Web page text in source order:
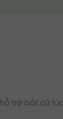
trợ bất cứ lúc